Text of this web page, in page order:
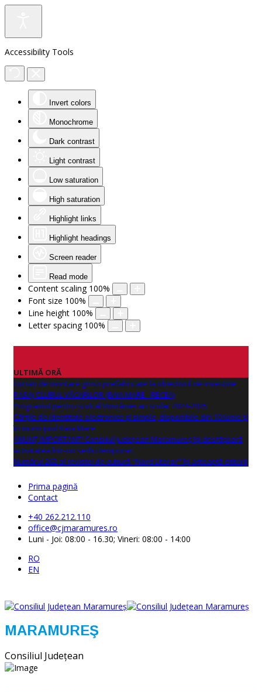
Accessibility Tools
Invert colors
Monochrome
Dark contrast
Light contrast
Low saturation
High saturation
Highlight links
Highlight headings
Screen reader
Read mode
Content scaling 100%
Font size 100%
Line height 100%
Letter spacing 100%
ULTIMĂ ORĂ
Lucrări de montare grinzi prefabricate la obiectivul de investitie
PASAJ CLUBUL VĂCARILOR (BAIA MARE - RECEA)
Programul pentru școli al României an școlar 2024-2025
Cărțile de identitate electronice și simple, disponibile din 10 iunie și
în municipiul Baia Mare
ANUNŢ IMPORTANT! Consiliul Județean Maramureș își desfășoară
activitatea într-un sediu temporar.
Numărul 262 al revistei de cultură "Nord Literar" își așteaptă cititorii
Prima pagină
Contact
+40 262.212.110
office@cjmaramures.ro
Luni - Joi: 08:00 - 16.30; Vineri: 08:00 - 14:00
RO
EN
MARAMUREŞ
Consiliul Judeţean